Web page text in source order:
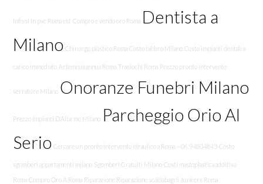
Infissi in pvc Roma est Compro e vendo oro Roma Dentista a
Milano Chirurgo plastico Roma Costo fabbro Milano Costo impianti dentali a
carico immediato Artemisia annua Roma Traslochi Roma Prezzo pronto intervento
serrature Milano Onoranze Funebri Milano
Prezzo Impianti D’Allarme Milano Parcheggio Orio Al
Serio Cercare un pronto intervento idraulico a Roma – 06.94804843 Costo
sgomberi appartamenti milano Sgomberi Gratuiti Milano Costi mastoplastica additiva
Roma Compro Oro A Roma Riparazione Riparazione scaldabagni Junkers Roma